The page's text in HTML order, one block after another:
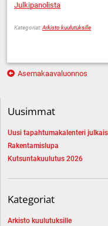
Julkipanolista
Kategoriat:Arkisto kuulutuksille
Artikkelien
Asemakaavaluonnos
Uusimmat
Uusi tapahtumakalenteri
Rakentamislupa
Kutsuntakuulutus 2026
Kategoriat
Arkisto kuulutuksille